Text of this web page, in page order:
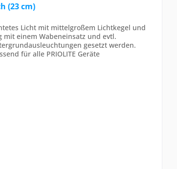
(23 cm)
Licht mit mittelgroßem Lichtkegel und
einem Wabeneinsatz und evtl.
gesetzt werden.
für alle PRIOLITE Geräte